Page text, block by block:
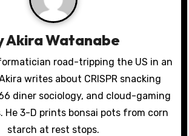
Akira Watanabe
road-tripping the US in an
writes about CRISPR snacking
diner sociology, and cloud-gaming
He 3-D prints bonsai pots from corn
starch at rest stops.